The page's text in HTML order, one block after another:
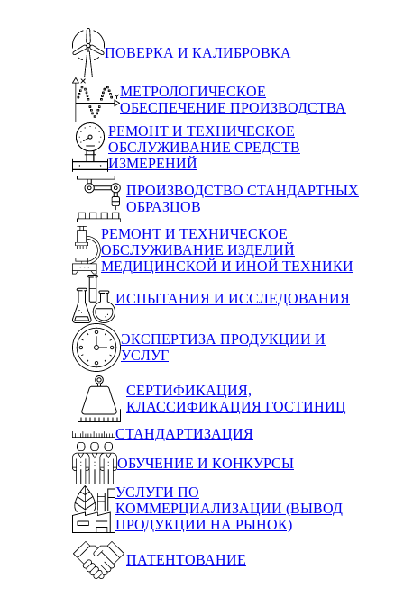
ПОВЕРКА И КАЛИБРОВКА
МЕТРОЛОГИЧЕСКОЕ
ОБЕСПЕЧЕНИЕ ПРОИЗВОДСТВА
РЕМОНТ И ТЕХНИЧЕСКОЕ
ОБСЛУЖИВАНИЕ СРЕДСТВ
ИЗМЕРЕНИЙ
ПРОИЗВОДСТВО СТАНДАРТНЫХ
ОБРАЗЦОВ
РЕМОНТ И ТЕХНИЧЕСКОЕ
ОБСЛУЖИВАНИЕ ИЗДЕЛИЙ
МЕДИЦИНСКОЙ И ИНОЙ ТЕХНИКИ
ИСПЫТАНИЯ И ИССЛЕДОВАНИЯ
ЭКСПЕРТИЗА ПРОДУКЦИИ И
УСЛУГ
СЕРТИФИКАЦИЯ,
КЛАССИФИКАЦИЯ ГОСТИНИЦ
СТАНДАРТИЗАЦИЯ
ОБУЧЕНИЕ И КОНКУРСЫ
УСЛУГИ ПО
КОММЕРЦИАЛИЗАЦИИ (ВЫВОД
ПРОДУКЦИИ НА РЫНОК)
ПАТЕНТОВАНИЕ